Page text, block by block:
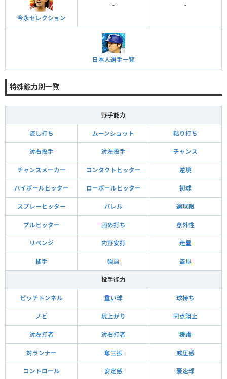
今永セレクション
- -
日本人選手一覧
特殊能力別一覧
野手能力
流し打ち ムーンショット 粘り打ち
対右投手 対左投手 チャンス
チャンスメーカー コンタクトヒッター 逆境
ハイボールヒッター ローボールヒッター 初球
スプレーヒッター バレル 選球眼
プルヒッター 固め打ち 意外性
リベンジ 内野安打 走塁
捕手 強肩 盗塁
投手能力
ピッチトンネル 重い球 球持ち
ノビ 尻上がり 同点阻止
対左打者 対右打者 援護
対ランナー 奪三振 威圧感
コントロール 安定感 豪速球